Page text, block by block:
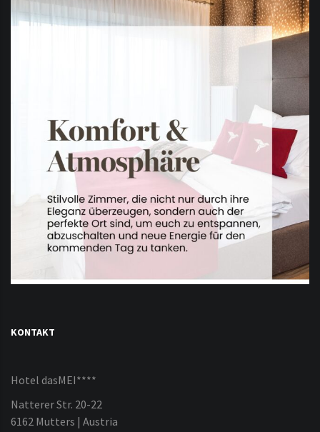
KONTAKT
Hotel dasMEI****
Natterer Str. 20-22
6162 Mutters | Austria